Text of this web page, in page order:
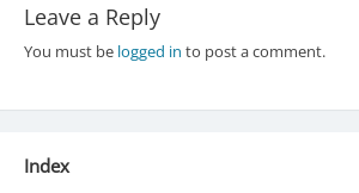
Leave a Reply
You must be logged in to post a comment.
Index